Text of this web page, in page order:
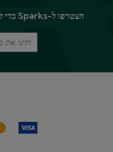
הצטרפו ל-Sparks כדי ליהנות מפינוקים ומהטבות, החל ב-10% הנחה על ביגוד וציוד לבית